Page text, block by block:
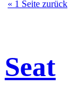
« 1 Seite zurück
Seat